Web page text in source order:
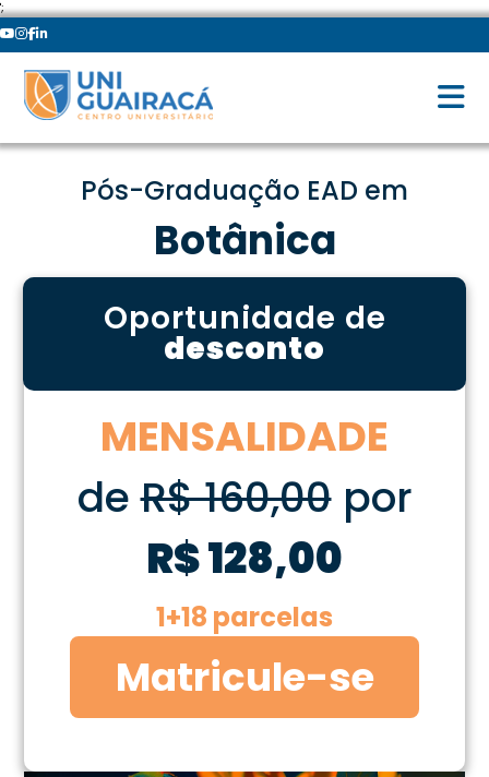
';
Pós-Graduação EAD em
Botânica
Oportunidade de
desconto
MENSALIDADE
deR$ 160,00por
R$ 128,00
1+18 parcelas
Matricule-se